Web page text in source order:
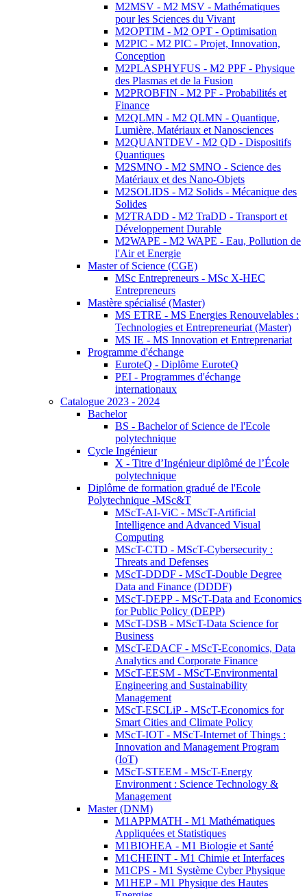
M2MSV - M2 MSV - Mathématiques
pour les Sciences du Vivant
M2OPTIM - M2 OPT - Optimisation
M2PIC - M2 PIC - Projet, Innovation,
Conception
M2PLASPHYFUS - M2 PPF - Physique
des Plasmas et de la Fusion
M2PROBFIN - M2 PF - Probabilités et
Finance
M2QLMN - M2 QLMN - Quantique,
Lumière, Matériaux et Nanosciences
M2QUANTDEV - M2 QD - Dispositifs
Quantiques
M2SMNO - M2 SMNO - Science des
Matériaux et des Nano-Objets
M2SOLIDS - M2 Solids - Mécanique des
Solides
M2TRADD - M2 TraDD - Transport et
Développement Durable
M2WAPE - M2 WAPE - Eau, Pollution de
l'Air et Energie
Master of Science (CGE)
MSc Entrepreneurs - MSc X-HEC
Entrepreneurs
Mastère spécialisé (Master)
MS ETRE - MS Energies Renouvelables :
Technologies et Entrepreneuriat (Master)
MS IE - MS Innovation et Entreprenariat
Programme d'échange
EuroteQ - Diplôme EuroteQ
PEI - Programmes d'échange
internationaux
Catalogue 2023 - 2024
Bachelor
BS - Bachelor of Science de l'Ecole
polytechnique
Cycle Ingénieur
X - Titre d’Ingénieur diplômé de l’École
polytechnique
Diplôme de formation gradué de l'Ecole
Polytechnique -MSc&T
MScT-AI-ViC - MScT-Artificial
Intelligence and Advanced Visual
Computing
MScT-CTD - MScT-Cybersecurity :
Threats and Defenses
MScT-DDDF - MScT-Double Degree
Data and Finance (DDDF)
MScT-DEPP - MScT-Data and Economics
for Public Policy (DEPP)
MScT-DSB - MScT-Data Science for
Business
MScT-EDACF - MScT-Economics, Data
Analytics and Corporate Finance
MScT-EESM - MScT-Environmental
Engineering and Sustainability
Management
MScT-ESCLiP - MScT-Economics for
Smart Cities and Climate Policy
MScT-IOT - MScT-Internet of Things :
Innovation and Management Program
(IoT)
MScT-STEEM - MScT-Energy
Environment : Science Technology &
Management
Master (DNM)
M1APPMATH - M1 Mathématiques
Appliquées et Statistiques
M1BIOHEA - M1 Biologie et Santé
M1CHEINT - M1 Chimie et Interfaces
M1CPS - M1 Système Cyber Physique
M1HEP - M1 Physique des Hautes